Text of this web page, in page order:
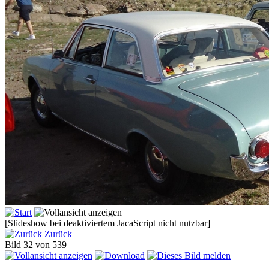
[Slideshow bei deaktiviertem JacaScript nicht nutzbar]
Zurück
Bild 32 von 539